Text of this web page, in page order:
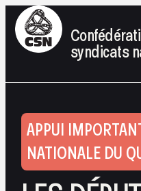
syndicats
APPUI
NATIONALE DU